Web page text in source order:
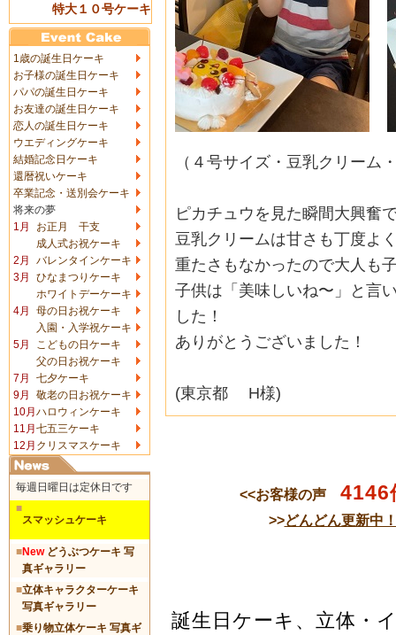
特大１０号ケーキ
1歳の誕生日ケーキ
お子様の誕生日ケーキ
パパの誕生日ケーキ
お友達の誕生日ケーキ
恋人の誕生日ケーキ
ウエディングケーキ
結婚記念日ケーキ
還暦祝いケーキ
卒業記念・送別会ケーキ
将来の夢
1月
お正月 干支
成人式お祝ケーキ
2月
バレンタインケーキ
3月
ひなまつりケーキ
ホワイトデーケーキ
4月
母の日お祝ケーキ
入園・入学祝ケーキ
5月
こどもの日ケーキ
父の日お祝ケーキ
7月
七夕ケーキ
9月
敬老の日お祝ケーキ
10月 ハロウィンケーキ
11月 七五三ケーキ
12月 クリスマスケーキ
毎週日曜日は定休日です
■
スマッシュケーキ
■Newどうぶつケーキ 写
真ギャラリー
■立体キャラクターケーキ
写真ギャラリー
■乗り物立体ケーキ 写真ギ
（４号サイズ・豆乳クリーム
ピカチュウを見た瞬間大興奮
豆乳クリームは甘さも丁度よ
重たさもなかったので大人も
子供は「美味しいね〜」
と言
した！
ありがとうございました！
(東京都 H様)
<<お客様の声 4146
>>どんどん更新中
誕生日ケーキ、立体・